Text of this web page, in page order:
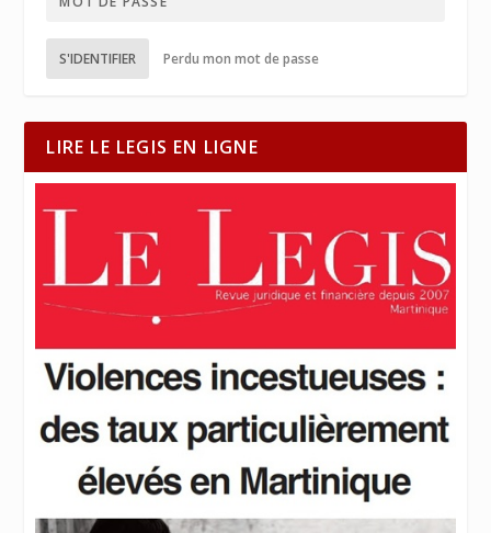
S'IDENTIFIER Perdu mon mot de passe
LIRE LE LEGIS EN LIGNE